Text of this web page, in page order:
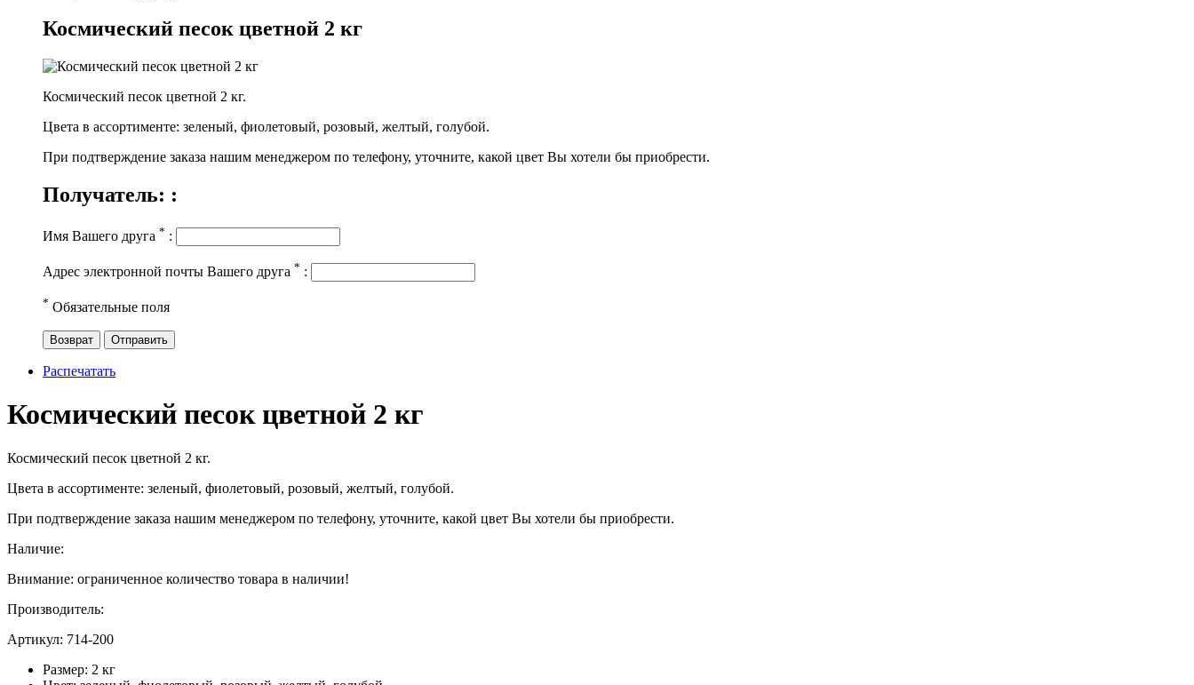
Космический песок цветной 2 кг
Космический песок цветной 2 кг.
Цвета в ассортименте: зеленый, фиолетовый, розовый, желтый, голубой.
При подтверждение заказа нашим менеджером по телефону, уточните, какой цвет Вы хотели бы приобрести.
Получатель: :
Имя Вашего друга * :
Адрес электронной почты Вашего друга * :
* Обязательные поля
Возврат Отправить
Распечатать
Космический песок цветной 2 кг
Космический песок цветной 2 кг.
Цвета в ассортименте: зеленый, фиолетовый, розовый, желтый, голубой.
При подтверждение заказа нашим менеджером по телефону, уточните, какой цвет Вы хотели бы приобрести.
Наличие:
Внимание: ограниченное количество товара в наличии!
Производитель:
Артикул: 714-200
Размер: 2 кг